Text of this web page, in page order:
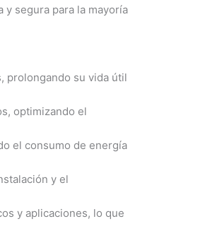
y segura para la mayoría
prolongando su vida útil
optimizando el
el consumo de energía
y el
y aplicaciones, lo que